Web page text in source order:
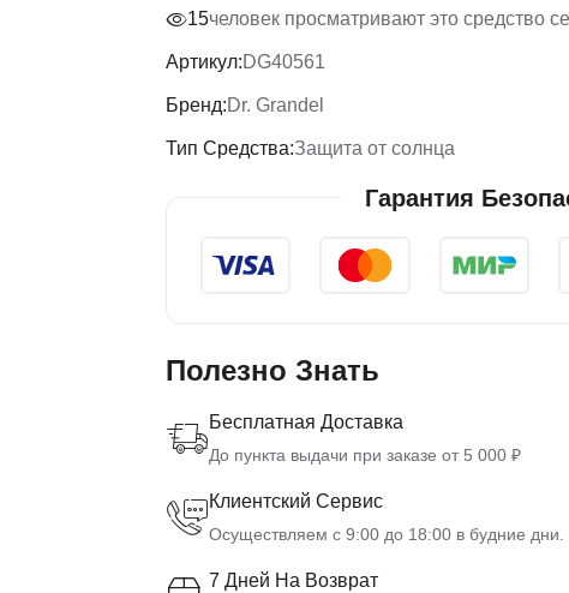
15человек просматривают это средство
Артикул:DG40561
Бренд:Dr. Grandel
Тип Средства:Защита от солнца
Гарантия
Полезно Знать
Бесплатная Доставка
До пункта выдачи при заказе от 5 000 ₽
Клиентский Сервис
Осуществляем с 9:00 до 18:00 в будние дни.
7 Дней На Возврат